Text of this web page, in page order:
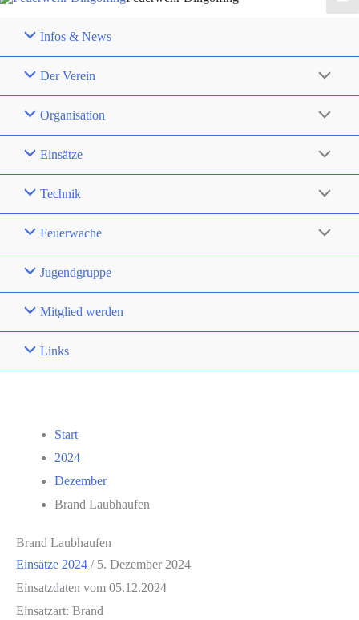
Infos & News
Der Verein
Organisation
Einsätze
Technik
Feuerwache
Jugendgruppe
Mitglied werden
Links
Start
2024
Dezember
Brand Laubhaufen
Brand Laubhaufen
Einsätze 2024 / 5. Dezember 2024
Einsatzdaten vom 05.12.2024
Einsatzart: Brand